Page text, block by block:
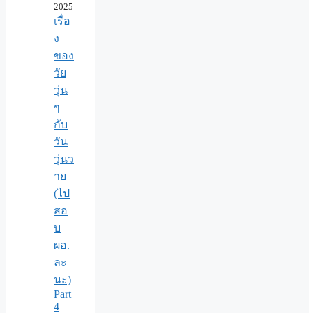
2025
เรื่อ
ง
ของ
วัย
วุ่น
ๆ
กับ
วัน
วุ่นว
าย
(ไป
สอ
บ
ผอ.
ละ
นะ)
Part
4